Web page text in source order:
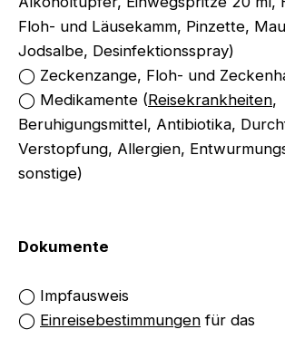
Floh- und Läusekamm, Pinzette,
Jodsalbe, Desinfektionsspray)
◯ Zeckenzange, Floh- und
◯ Medikamente (Reisekrankheiten,
Beruhigungsmittel, Antibiotika,
Verstopfung, Allergien,
sonstige)
Dokumente
◯ Impfausweis
◯ Einreisebestimmungen für das